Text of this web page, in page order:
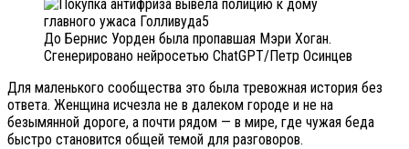
До Бернис Уорден была пропавшая Мэри Хоган.
Сгенерировано нейросетью ChatGPT/Петр Осинцев
Для маленького сообщества это была тревожная история без
ответа. Женщина исчезла не в далеком городе и не на
безымянной дороге, а почти рядом — в мире, где чужая беда
быстро становится общей темой для разговоров.